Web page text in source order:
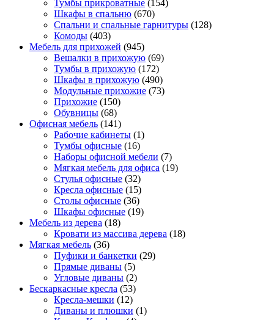
Тумбы прикроватные (154)
Шкафы в спальню (670)
Спальни и спальные гарнитуры (128)
Комоды (403)
Мебель для прихожей (945)
Вешалки в прихожую (69)
Тумбы в прихожую (172)
Шкафы в прихожую (490)
Модульные прихожие (73)
Прихожие (150)
Обувницы (68)
Офисная мебель (141)
Рабочие кабинеты (1)
Тумбы офисные (16)
Наборы офисной мебели (7)
Мягкая мебель для офиса (19)
Стулья офисные (32)
Кресла офисные (15)
Столы офисные (36)
Шкафы офисные (19)
Мебель из дерева (18)
Кровати из массива дерева (18)
Мягкая мебель (36)
Пуфики и банкетки (29)
Прямые диваны (5)
Угловые диваны (2)
Бескаркасные кресла (53)
Кресла-мешки (12)
Диваны и плюшки (1)